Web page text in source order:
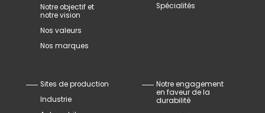
Notre objectif et
notre vision
Nos valeurs
Nos marques
Spécialités
Sites de production
Industrie
Notre engagement
en faveur de la
durabilité